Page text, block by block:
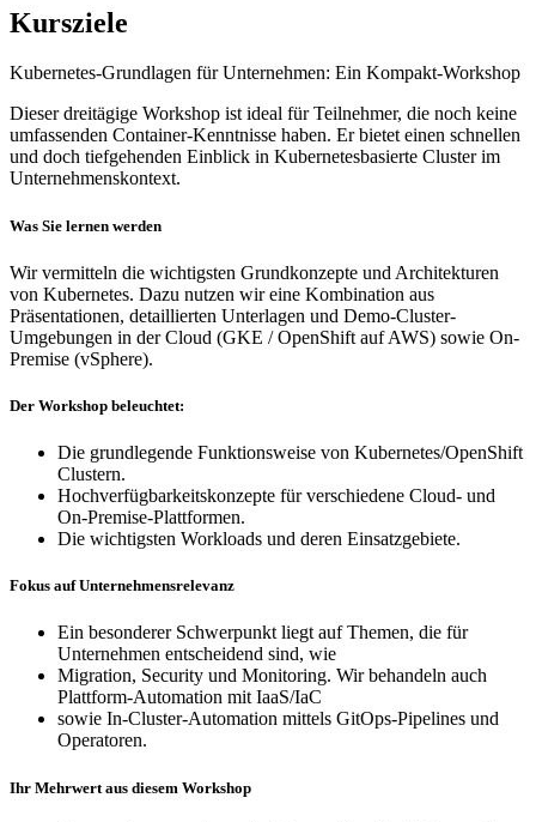
Kursziele
Kubernetes-Grundlagen für Unternehmen: Ein Kompakt-Workshop
Dieser dreitägige Workshop ist ideal für Teilnehmer, die noch keine
umfassenden Container-Kenntnisse haben. Er bietet einen schnellen
und doch tiefgehenden Einblick in Kubernetesbasierte Cluster im
Unternehmenskontext.
Was Sie lernen werden
Wir vermitteln die wichtigsten Grundkonzepte und Architekturen
von Kubernetes. Dazu nutzen wir eine Kombination aus
Präsentationen, detaillierten Unterlagen und Demo-Cluster-
Umgebungen in der Cloud (GKE / OpenShift auf AWS) sowie On-
Premise (vSphere).
Der Workshop beleuchtet:
Die grundlegende Funktionsweise von Kubernetes/OpenShift
Clustern.
Hochverfügbarkeitskonzepte für verschiedene Cloud- und
On-Premise-Plattformen.
Die wichtigsten Workloads und deren Einsatzgebiete.
Fokus auf Unternehmensrelevanz
Ein besonderer Schwerpunkt liegt auf Themen, die für
Unternehmen entscheidend sind, wie
Migration, Security und Monitoring. Wir behandeln auch
Plattform-Automation mit IaaS/IaC
sowie In-Cluster-Automation mittels GitOps-Pipelines und
Operatoren.
Ihr Mehrwert aus diesem Workshop